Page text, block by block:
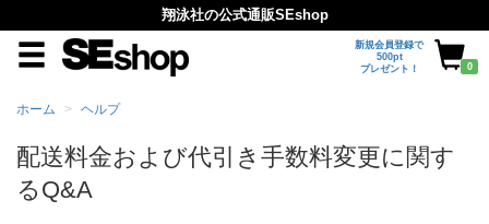
翔泳社の公式通販SEshop
新規会員登録で
500pt
プレゼント！
0
ホーム ヘルプ
配送料金および代引き手数料変更に関す
るQ&A